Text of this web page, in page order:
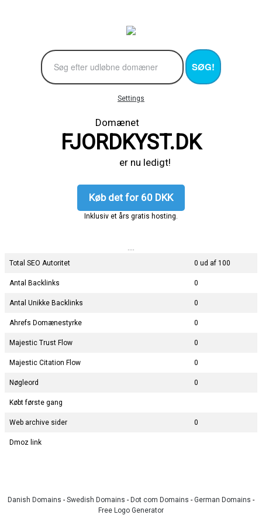
SØG!
Settings
Domænet
FJORDKYST.DK
er nu ledigt!
Køb det for 60 DKK
Inklusiv et års gratis hosting.
Total SEO Autoritet
0 ud af 100
Antal Backlinks 0
Antal Unikke Backlinks 0
Ahrefs Domænestyrke 0
Majestic Trust Flow 0
Majestic Citation Flow 0
Nøgleord 0
Købt første gang
Web archive sider 0
Dmoz link
Danish Domains - Swedish Domains - Dot com Domains - German Domains -
Free Logo Generator